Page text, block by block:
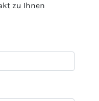
zu Ihnen